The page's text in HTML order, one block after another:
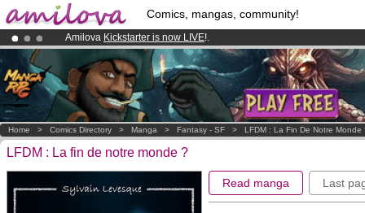
Comics, mangas, community!
Amilova Kickstarter is now LIVE!.
Already 100000membersand 1000comics & mangas!.
Premium membership from3.95 euros per month !Get membership
Home > Comics Directory > Manga > Fantasy - SF > LFDM : La Fin De Notre Monde
LFDM : La fin de notre monde ?
Read manga Last